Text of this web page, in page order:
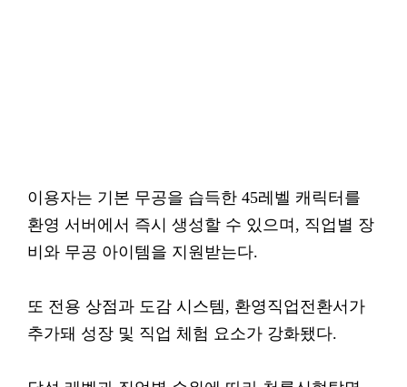
이용자는 기본 무공을 습득한 45레벨 캐릭터를
환영 서버에서 즉시 생성할 수 있으며, 직업별 장
비와 무공 아이템을 지원받는다.
또 전용 상점과 도감 시스템, 환영직업전환서가
추가돼 성장 및 직업 체험 요소가 강화됐다.